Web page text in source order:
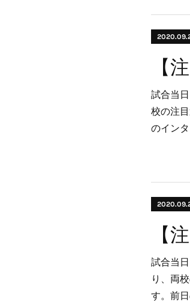
試合当
校の注
のイン
試合当
り、両
す。前